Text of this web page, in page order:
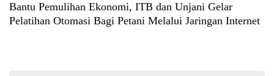
Bantu Pemulihan Ekonomi, ITB dan Unjani Gelar
Pelatihan Otomasi Bagi Petani Melalui Jaringan Internet